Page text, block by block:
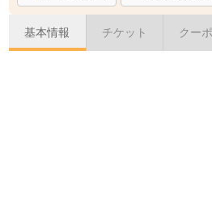
基本情報 チケット クー